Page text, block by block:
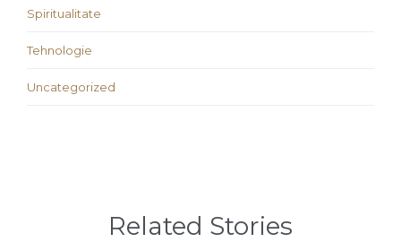
Spiritualitate
Tehnologie
Uncategorized
Related Stories